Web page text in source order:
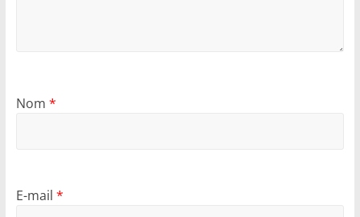
Nom *
E-mail *